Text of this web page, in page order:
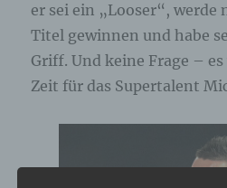
er sei ein „Looser“, werde
Titel gewinnen und habe
Griff. Und keine Frage –
Zeit für das Supertalent